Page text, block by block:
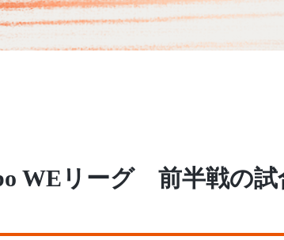
WEリーグ 前半戦の